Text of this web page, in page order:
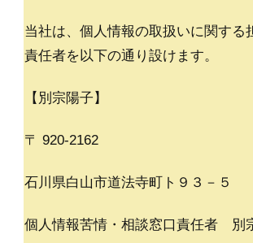
当社は、個人情報の取扱いに関する
責任者を以下の通り設けます。
【別宗陽子】
〒 920-2162
石川県白山市道法寺町ト９３－５
個人情報苦情・相談窓口責任者 別